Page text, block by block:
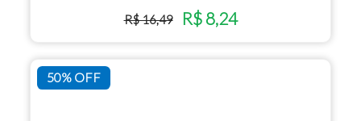
R$ 16,49 R$ 8,24
50% OFF